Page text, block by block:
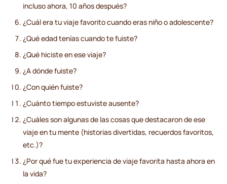
incluso ahora, 10 años después?
¿Cuál era tu viaje favorito cuando eras niño o adolescente?
¿Qué edad tenías cuando te fuiste?
¿Qué hiciste en ese viaje?
¿A dónde fuiste?
¿Con quién fuiste?
¿Cuánto tiempo estuviste ausente?
¿Cuáles son algunas de las cosas que destacaron de ese
viaje en tu mente (historias divertidas, recuerdos favoritos,
etc.)?
¿Por qué fue tu experiencia de viaje favorita hasta ahora en
la vida?